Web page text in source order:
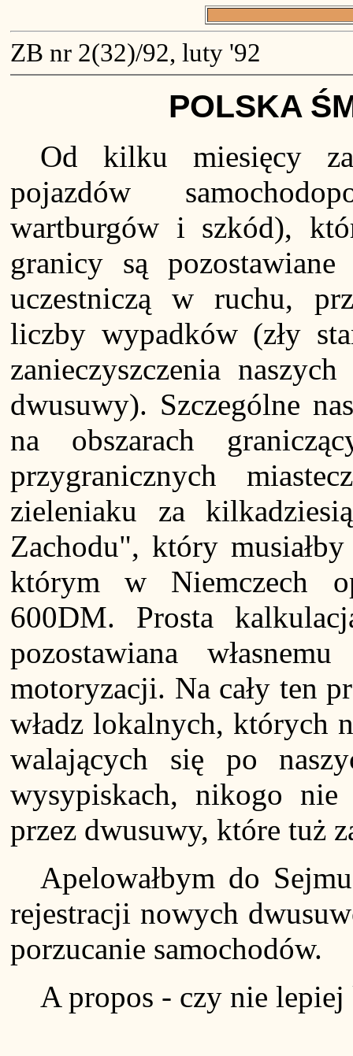
ZB nr 2(32)/92, luty '92
POLSKA
Od kilku miesięcy
pojazdów
wartburgów i szkód),
granicy są
uczestniczą w ruchu,
liczby wypadków (zły
zanieczyszczenia
dwusuwy). Szczególne
na obszarach
przygranicznych
zieleniaku za
Zachodu", który
którym w Niemczech
600DM. Prosta
pozostawiana
motoryzacji. Na cały ten
władz lokalnych, których
walających się po
wysypiskach, nikogo nie
przez dwusuwy, które tuż
Apelowałbym do
rejestracji nowych
porzucanie samochodów.
A propos - czy nie